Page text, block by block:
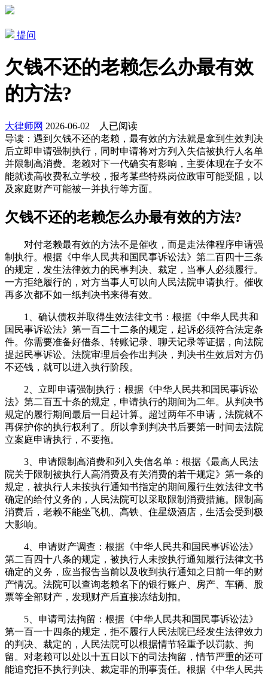
提问
欠钱不还的老赖怎么办最有效
的方法?
大律师网 2026-06-02
人已阅读
导读： 遇到欠钱不还的老赖，最有效的方法就是拿到生效判决
后立即申请强制执行，同时申请将对方列入失信被执行人名单
并限制高消费。老赖对下一代确实有影响，主要体现在子女不
能就读高收费私立学校，报考某些特殊岗位政审可能受阻，以
及家庭财产可能被一并执行等方面。
欠钱不还的老赖怎么办最有效的方法?
对付老赖最有效的方法不是催收，而是走法律程序申请强
制执行。根据《中华人民共和国民事诉讼法》第二百四十三条
的规定，发生法律效力的民事判决、裁定，当事人必须履行。
一方拒绝履行的，对方当事人可以向人民法院申请执行。催收
再多次都不如一纸判决书来得有效。
1、确认债权并取得生效法律文书：根据《中华人民共和
国民事诉讼法》第一百二十二条的规定，起诉必须符合法定条
件。你需要准备好借条、转账记录、聊天记录等证据，向法院
提起民事诉讼。法院审理后会作出判决，判决书生效后对方仍
不还钱，就可以进入执行阶段。
2、立即申请强制执行：根据《中华人民共和国民事诉讼
法》第二百五十条的规定，申请执行的期间为二年。从判决书
规定的履行期间最后一日起计算。超过两年不申请，法院就不
再保护你的执行权利了。所以拿到判决书后要第一时间去法院
立案庭申请执行，不要拖。
3、申请限制高消费和列入失信名单：根据《最高人民法
院关于限制被执行人高消费及有关消费的若干规定》第一条的
规定，被执行人未按执行通知书指定的期间履行生效法律文书
确定的给付义务的，人民法院可以采取限制消费措施。限制高
消费后，老赖不能坐飞机、高铁、住星级酒店，生活会受到极
大影响。
4、申请财产调查：根据《中华人民共和国民事诉讼法》
第二百四十八条的规定，被执行人未按执行通知履行法律文书
确定的义务，应当报告当前以及收到执行通知之日前一年的财
产情况。法院可以查询老赖名下的银行账户、房产、车辆、股
票等全部财产，发现财产后直接冻结划扣。
5、申请司法拘留：根据《中华人民共和国民事诉讼法》
第一百一十四条的规定，拒不履行人民法院已经发生法律效力
的判决、裁定的，人民法院可以根据情节轻重予以罚款、拘
留。对老赖可以处以十五日以下的司法拘留，情节严重的还可
能追究拒不执行判决、裁定罪的刑事责任。根据《中华人民共